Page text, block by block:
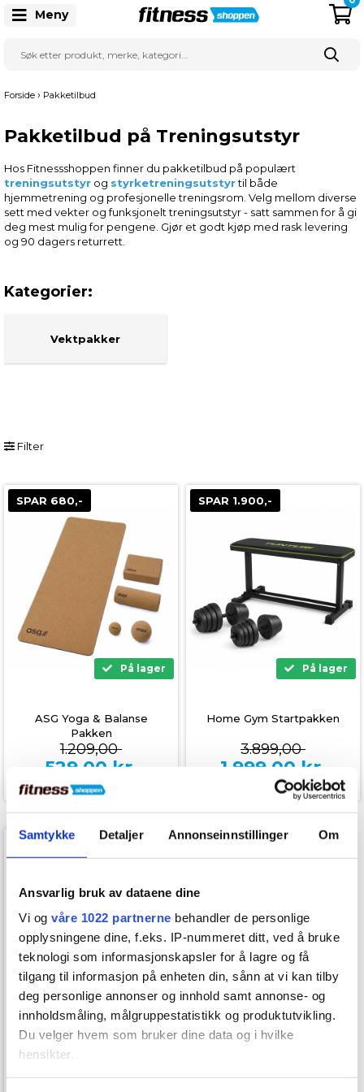
Samtykke Detaljer Annonseinnstillinger Om
Ansvarlig bruk av dataene dine
Vi og våre 1022 partnerne behandler de personlige
opplysningene dine, f.eks. IP-nummeret ditt, ved å bruke
teknologi som informasjonskapsler for å lagre og få
tilgang til informasjon på enheten din, sånn at vi kan tilby
deg personlige annonser og innhold samt annonse- og
innholdsmåling, målgruppestatistikk og produktutvikling.
Du velger hvem som bruker dine data og i hvilke
hensikter.
Meny
Forside › Pakketilbud
Pakketilbud på Treningsutstyr
Hos Fitnessshoppen finner du pakketilbud på populært
treningsutstyr og styrketreningsutstyrtil både
hjemmetrening og profesjonelle treningsrom. Velg mellom diverse
sett med vekter og funksjonelt treningsutstyr - satt sammen for å gi
deg mest mulig for pengene. Gjør et godt kjøp med rask levering
og 90 dagers returrett.
Vektpakker
Filter
SPAR 680,-
På lager
ASG Yoga & Balanse
Pakken
1.209,00
529,00 kr.
SPAR 1.900,-
På lager
Home Gym Startpakken
3.899,00
1.999,00 kr.
SPAR 1.037,-
På lager